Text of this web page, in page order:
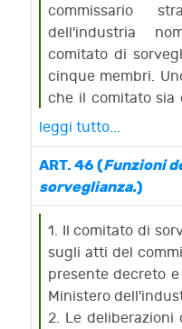
commissario
dell'industria
comitato di
cinque membri.
che il comitato sia
membri, sono
i membri residui
esperte nel
dall'impresa o nella
2. Il Ministro
comitato, il
3. Il decreto di
comunicato al
stato di
comune in cui
leggi tutto...
ART. 46 (Funzioni
sorveglianza.)
1. Il comitato di
sugli atti del
presente decreto
Ministero
2. Le deliberazioni